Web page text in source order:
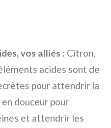
vos alliés : Citron,
acides sont de
pour attendrir la
douceur pour
et attendrir les